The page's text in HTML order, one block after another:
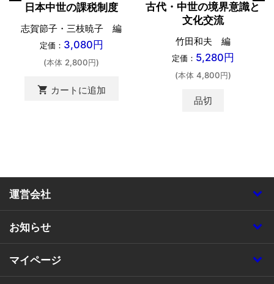
日本中世の課税制度
志賀節子・三枝暁子 編
定価： 3,080円
(本体 2,800円)
shopping_cart カートに追加
古代・中世の境界意識と
文化交流
竹田和夫 編
定価： 5,280円
(本体 4,800円)
品切
運営会社
お知らせ
マイページ